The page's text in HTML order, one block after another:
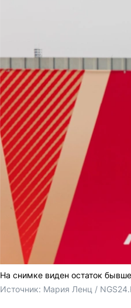
На снимке виден остаток
Источник: Мария Ленц /